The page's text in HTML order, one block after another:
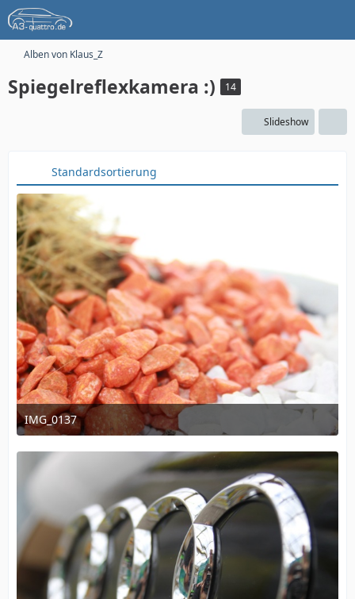
Alben von Klaus_Z
Spiegelreflexkamera :) 14
Slideshow
Standardsortierung
IMG_0137
15. August 2011 um 21:58